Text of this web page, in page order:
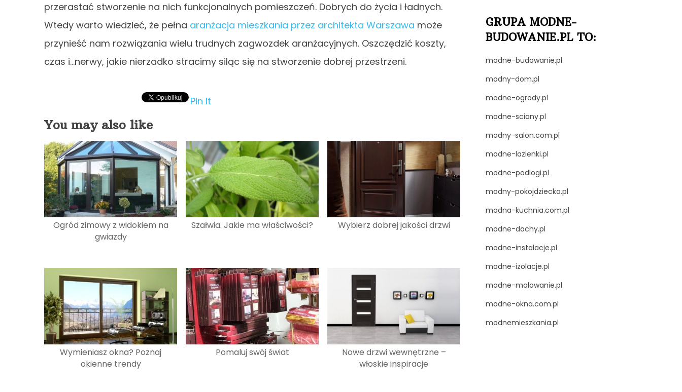
przerastać stworzenie na nich funkcjonalnych pomieszczeń. Dobrych do życia i ładnych.
Wtedy warto wiedzieć, że pełna aranżacja mieszkania przez architekta Warszawa może
przynieść nam rozwiązania wielu trudnych zagwozdek aranżacyjnych. Oszczędzić koszty,
czas i…nerwy, jakie nierzadko stracimy siląc się na stworzenie dobrej przestrzeni.
Pin It
You may also like
Ogród zimowy z widokiem na
gwiazdy
Szałwia. Jakie ma właściwości? Wybierz dobrej jakości drzwi
Wymieniasz okna? Poznaj
okienne trendy
Pomaluj swój świat
Nowe drzwi wewnętrzne –
włoskie inspiracje
GRUPA MODNE-
BUDOWANIE.PL TO:
modne-budowanie.pl
modny-dom.pl
modne-ogrody.pl
modne-sciany.pl
modny-salon.com.pl
modne-lazienki.pl
modne-podlogi.pl
modny-pokojdziecka.pl
modna-kuchnia.com.pl
modne-dachy.pl
modne-instalacje.pl
modne-izolacje.pl
modne-malowanie.pl
modne-okna.com.pl
modnemieszkania.pl